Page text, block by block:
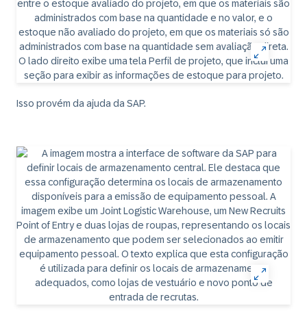
Isso provém da ajuda da SAP.